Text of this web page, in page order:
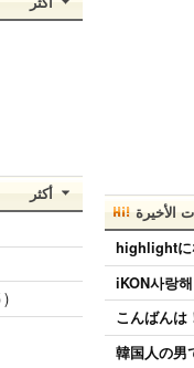
أكثر
)
الأخيرة
highlightに
iKON사랑해
こんばんは